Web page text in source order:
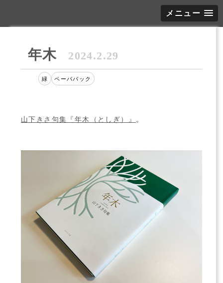
メニュー
年木 2024.2.29
緑 ペーパバック
山下きさ句集『年木（としぎ）』 。